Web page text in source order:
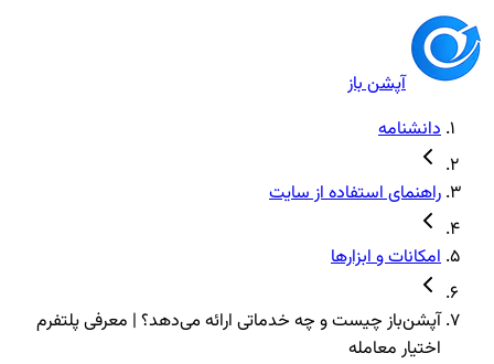
آپشن باز
دانشنامه
راهنمای استفاده از سایت
امکانات و ابزارها
آپشن‌باز چیست و چه خدماتی ارائه می‌دهد؟ | معرفی پلتفرم
اختیار معامله